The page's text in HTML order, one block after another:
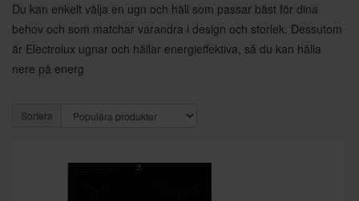
Du kan enkelt välja en ugn och häll som passar bäst för dina
behov och som matchar varandra i design och storlek. Dessutom
är Electrolux ugnar och hällar energieffektiva, så du kan hålla
nere på energ
Sortera